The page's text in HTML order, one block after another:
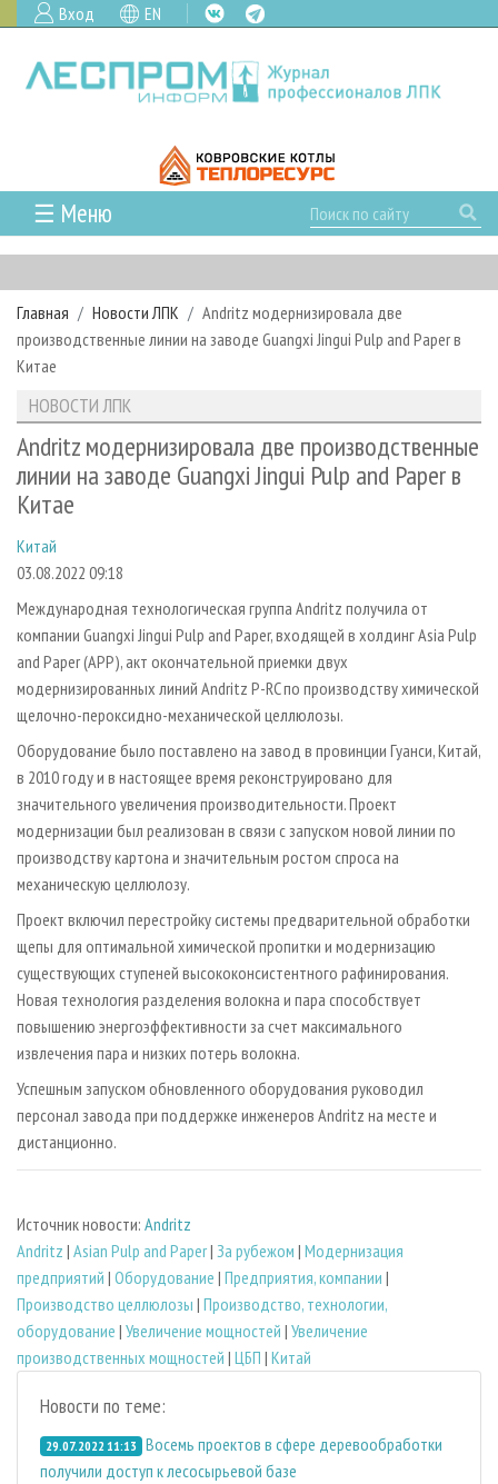
Вход EN
☰ Меню
ГЛАВНАЯ
РУБРИКИ И ТЕМЫ
РУБРИКИ ЖУРНАЛА
ЛЕСНОЕ ХОЗЯЙСТВО
ЛЕСОЗАГОТОВКА
ЛЕСОПИЛЕНИЕ
ДЕРЕВООБРАБОТКА
СУШКА ДРЕВЕСИНЫ
ПРОИЗВОДСТВО ДРЕВЕСНЫХ ПЛИТ
ДЕРЕВЯННОЕ ДОМОСТРОЕНИЕ
ПРОИЗВОДСТВО МЕБЕЛИ
БИОЭНЕРГЕТИКА
ЦБП
НОВОСТИ
КАЛЕНДАРЬ СОБЫТИЙ
НОВОСТИ ЛПК
НОВОСТИ ЖУРНАЛА
НОВОСТИ КОМПАНИЙ
ПРОЕКТЫ ЛПИ
АНАЛИТИКА
ПРЕДПРИЯТИЯ ЛПК
ЛЕСНЫЕ РЕГИОНЫ РОССИИ
ПЕРСОНЫ
МОБИЛЬНЫЕ ВЫСТАВКИ
ОФИЦИАЛЬНЫЕ ДЕЛЕГАЦИИ
ПРИОРИТЕТНЫЕ ИНВЕСТПРОЕКТЫ
RUSSIAN FORESTRY REVIEW
ГАЗЕТА ЛЕСПРОМФОРУМ
АРХИВ
АРХИВ ЖУРНАЛОВ
СТАТЬИ
О ЖУРНАЛЕ
ПОДПИСКА
КОНТАКТЫ
РЕКЛАМОДАТЕЛЯМ
РЕКЛАМА
РЕКЛАМА НА САЙТЕ
Главная Новости ЛПК
Andritz модернизировала две
производственные линии на заводе Guangxi Jingui Pulp and Paper в
Китае
НОВОСТИ ЛПК
Andritz модернизировала две производственные
линии на заводе Guangxi Jingui Pulp and Paper в
Китае
Китай
03.08.2022 09:18
Международная технологическая группа Andritz получила от
компании Guangxi Jingui Pulp and Paper, входящей в холдинг Asia Pulp
and Paper (APP), акт окончательной приемки двух
модернизированных линий Andritz P-RC по производству химической
щелочно-пероксидно-механической целлюлозы.
Оборудование было поставлено на завод в провинции Гуанси, Китай,
в 2010 году и в настоящее время реконструировано для
значительного увеличения производительности. Проект
модернизации был реализован в связи с запуском новой линии по
производству картона и значительным ростом спроса на
механическую целлюлозу.
Проект включил перестройку системы предварительной обработки
щепы для оптимальной химической пропитки и модернизацию
существующих ступеней высококонсистентного рафинирования.
Новая технология разделения волокна и пара способствует
повышению энергоэффективности за счет максимального
извлечения пара и низких потерь волокна.
Успешным запуском обновленного оборудования руководил
персонал завода при поддержке инженеров Andritz на месте и
дистанционно.
Источник новости: Andritz
Andritz | Asian Pulp and Paper| За рубежом | Модернизация
предприятий | Оборудование | Предприятия, компании |
Производство целлюлозы | Производство, технологии,
оборудование | Увеличение мощностей | Увеличение
производственных мощностей | ЦБП | Китай
Новости по теме:
29.07.2022 11:13 Восемь проектов в сфере деревообработки
получили доступ к лесосырьевой базе